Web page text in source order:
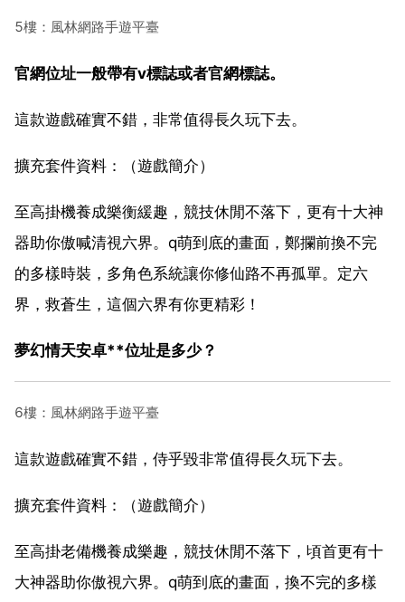
5樓：風林網路手遊平臺
官網位址一般帶有v標誌或者官網標誌。
這款遊戲確實不錯，非常值得長久玩下去。
擴充套件資料：（遊戲簡介）
至高掛機養成樂衡緩趣，競技休閒不落下，更有十大神
器助你傲喊清視六界。q萌到底的畫面，鄭攔前換不完
的多樣時裝，多角色系統讓你修仙路不再孤單。定六
界，救蒼生，這個六界有你更精彩！
夢幻情天安卓**位址是多少？
6樓：風林網路手遊平臺
這款遊戲確實不錯，侍乎毀非常值得長久玩下去。
擴充套件資料：（遊戲簡介）
至高掛老備機養成樂趣，競技休閒不落下，頃首更有十
大神器助你傲視六界。q萌到底的畫面，換不完的多樣